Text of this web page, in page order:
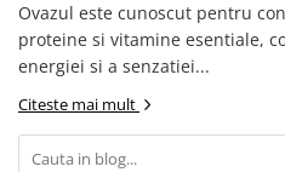
Ovazul este cunoscut pentru
proteine si vitamine esentiale,
energiei si a senzatiei...
Citeste mai mult